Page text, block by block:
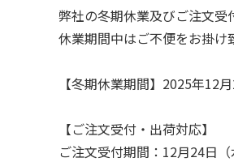
弊社の冬期休業及びご注文受
休業期間中はご不便をお掛け
【冬期休業期間】2025年12
【ご注文受付・出荷対応】
ご注文受付期間：12月24日